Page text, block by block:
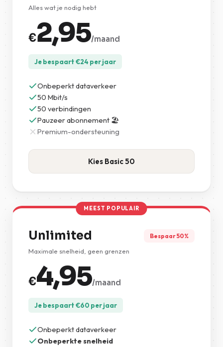
Alles wat je nodig hebt
€2,95/maand
Je bespaart€24 per jaar
Onbeperkt dataverkeer
50 Mbit/s
50 verbindingen
Pauzeer abonnement 🏖️
Premium-ondersteuning
Kies Basic 50
MEEST POPULAIR
Unlimited Bespaar 50%
Maximale snelheid, geen grenzen
€4,95/maand
Je bespaart€60 per jaar
Onbeperkt dataverkeer
Onbeperkte snelheid